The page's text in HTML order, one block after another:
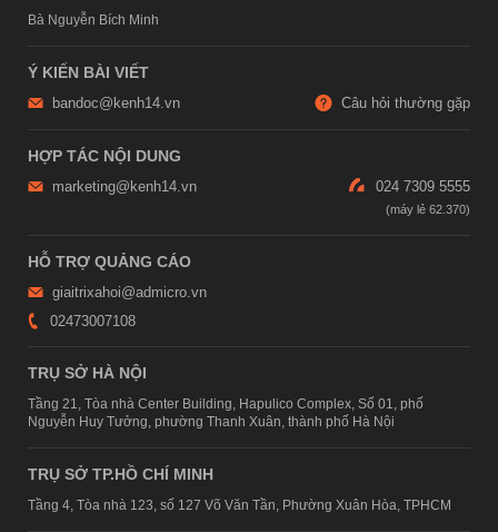
Bà Nguyễn Bích Minh
Ý KIẾN BÀI VIẾT
bandoc@kenh14.vn Câu hỏi thường gặp
HỢP TÁC NỘI DUNG
marketing@kenh14.vn 024 7309 5555
HỖ TRỢ QUẢNG CÁO
giaitrixahoi@admicro.vn
02473007108
TRỤ SỞ HÀ NỘI
Tầng 21, Tòa nhà Center Building, Hapulico Complex, Số 01, phố
Nguyễn Huy Tưởng, phường Thanh Xuân, thành phố Hà Nội
TRỤ SỞ TP.HỒ CHÍ MINH
Tầng 4, Tòa nhà 123, số 127 Võ Văn Tần, Phường Xuân Hòa, TPHCM